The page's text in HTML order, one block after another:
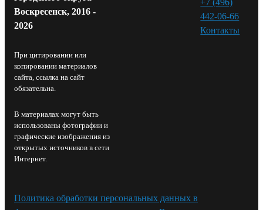
Воскресенск, 2016 -
2026
При цитировании или
копировании материалов
сайта, ссылка на сайт
обязательна.
В материалах могут быть
использованы фотографии и
графические изображения из
открытых источников в сети
Интернет.
442-06-66
Контакты⁠
Политика обработки персональных данных в